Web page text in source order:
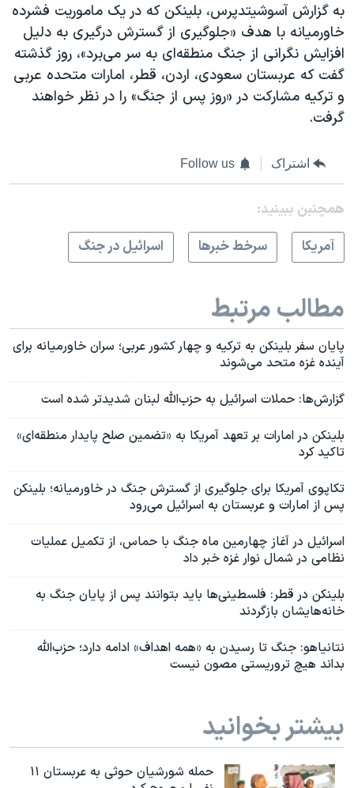
به گزارش آسوشیتد‌پرس، بلینکن که در یک ماموریت فشرده
خاورمیانه با هدف «جلوگیری از گسترش درگیری به دلیل
افزایش نگرانی از جنگ منطقه‌ای به سر می‌برد»، روز گذشته
گفت که عربستان سعودی، اردن، قطر، امارات متحده عربی
و ترکیه مشارکت در «روز پس از جنگ» را در نظر خواهند
گرفت.
اشتراک Follow us
همچنبن ببینید:
آمريکا
سرخط خبرها اسرائیل در جنگ
مطالب مرتبط
پایان سفر بلینکن به ترکیه و چهار کشور عربی؛ سران خاورمیانه برای
آینده غزه متحد می‌شوند
گزارش‌ها: حملات اسرائيل به حزب‌الله لبنان شدیدتر شده است
بلینکن در امارات بر تعهد آمریکا به «تضمین صلح پایدار منطقه‌ای»
تاکید کرد
تکاپوی آمریکا برای جلوگیری از گسترش جنگ در خاورمیانه؛ بلینکن
پس از امارات و عربستان به اسرائیل می‌‌رود
اسرائیل در آغاز چهارمین ماه جنگ با حماس، از تکمیل عملیات
نظامی در شمال نوار غزه خبر داد
بلینکن در قطر: فلسطینی‌ها باید بتوانند پس از پایان جنگ به
خانه‌هایشان بازگردند
نتانیاهو: جنگ تا رسیدن به «همه اهداف» ادامه دارد؛ حزب‌الله
بداند هیچ تروریستی مصون نیست
بیشتر بخوانید
حمله شورشیان حوثی به عربستان ۱۱